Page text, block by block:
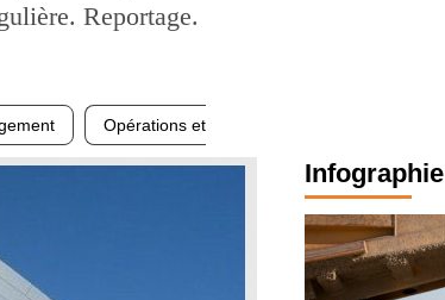
Reportage.
Opérations et
Infographie